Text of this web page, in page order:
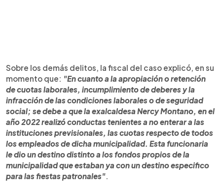
Sobre los demás delitos, la fiscal del caso explicó, en su
momento que: "En cuanto a la apropiación o retención
de cuotas laborales, incumplimiento de deberes y la
infracción de las condiciones laborales o de seguridad
social; se debe a que la exalcaldesa Nercy Montano, en el
año 2022 realizó conductas tenientes a no enterar a las
instituciones previsionales, las cuotas respecto de todos
los empleados de dicha municipalidad. Esta funcionaria
le dio un destino distinto a los fondos propios de la
municipalidad que estaban ya con un destino especifico
para las fiestas patronales"